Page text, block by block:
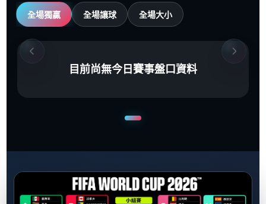
全場獨贏 全場讓球 全場大小
目前尚無今日賽事盤口資料